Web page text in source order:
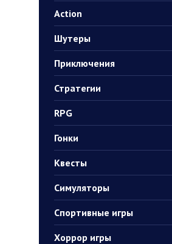
Action
Шутеры
Приключения
Стратегии
RPG
Гонки
Квесты
Симуляторы
Спортивные игры
Хоррор игры